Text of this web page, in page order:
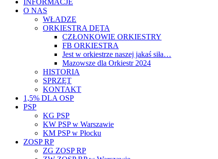
INFORMACJE
O NAS
WŁADZE
ORKIESTRA DĘTA
CZŁONKOWIE ORKIESTRY
FB ORKIESTRA
Jest w orkiestrze naszej jakaś siła…
Mazowsze dla Orkiestr 2024
HISTORIA
SPRZĘT
KONTAKT
1,5% DLA OSP
PSP
KG PSP
KW PSP w Warszawie
KM PSP w Płocku
ZOSP RP
ZG ZOSP RP